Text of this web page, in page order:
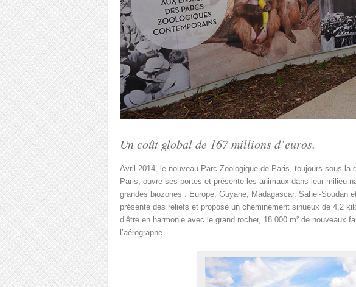
Un coût global de 167 millions d’euros.
Avril 2014, le nouveau Parc Zoologique de Paris, toujours sous la
Paris, ouvre ses portes et présente les animaux dans leur milieu
grandes biozones : Europe, Guyane, Madagascar, Sahel-Soudan
présente des reliefs et propose un cheminement sinueux de 4,2
d’être en harmonie avec le grand rocher, 18 000 m² de nouveaux
l’aérographe.